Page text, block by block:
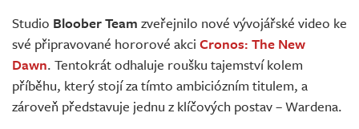
Živě
Studio Bloober Team zveřejnilo nové vývojářské video ke
své připravované hororové akci Cronos: The New
Dawn. Tentokrát odhaluje roušku tajemství kolem
příběhu, který stojí za tímto ambiciózním titulem, a
zároveň představuje jednu z klíčových postav – Wardena.